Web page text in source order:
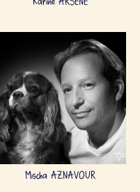
Mischa AZNAVOUR